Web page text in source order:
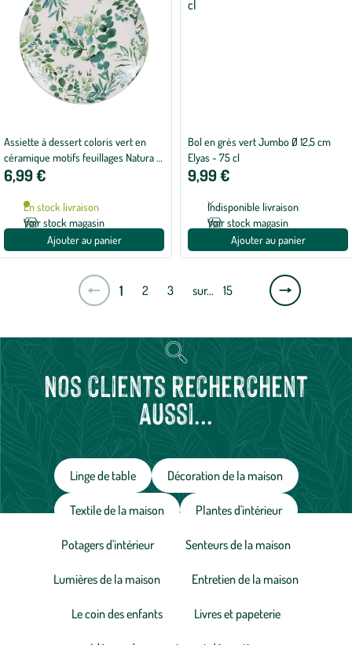
Assiette à dessert coloris vert en
céramique motifs feuillages Natura -
Ø 21,5 cm
6,99 €
En stock livraison
Voir stock magasin
Ajouter au panier
Bol en grès vert Jumbo Ø 12,5 cm
Elyas - 75 cl
9,99 €
Indisponible livraison
Voir stock magasin
Ajouter au panier
1 2 3 sur… 15
Page
suivante
Nos clients recherchent
aussi...
Linge de table Décoration de la maison
Textile de la maison Plantes d'intérieur
Potagers d'intérieur Senteurs de la maison
Lumières de la maison Entretien de la maison
Le coin des enfants Livres et papeterie